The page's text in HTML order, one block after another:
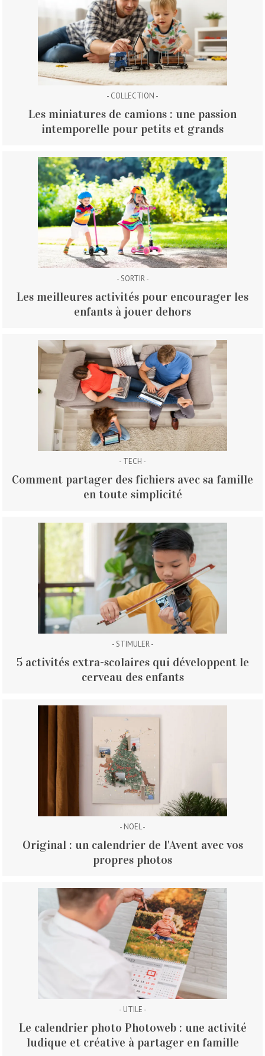
- COLLECTION -
Les miniatures de camions : une passion
intemporelle pour petits et grands
- SORTIR -
Les meilleures activités pour encourager les
enfants à jouer dehors
- TECH -
Comment partager des fichiers avec sa famille
en toute simplicité
- STIMULER -
5 activités extra-scolaires qui développent le
cerveau des enfants
- NOËL -
Original : un calendrier de l'Avent avec vos
propres photos
- UTILE -
Le calendrier photo Photoweb : une activité
ludique et créative à partager en famille